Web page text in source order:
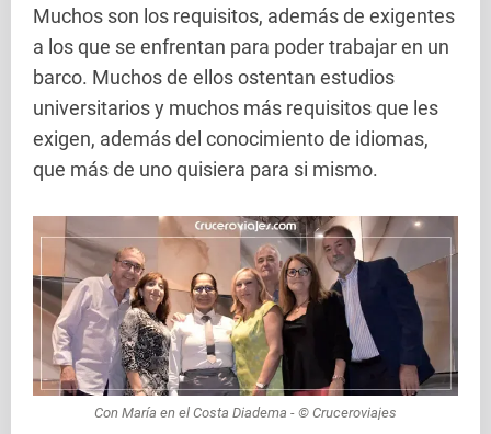
Muchos son los requisitos, además de exigentes
a los que se enfrentan para poder trabajar en un
barco. Muchos de ellos ostentan estudios
universitarios y muchos más requisitos que les
exigen, además del conocimiento de idiomas,
que más de uno quisiera para si mismo.
Con María en el Costa Diadema - © Cruceroviajes